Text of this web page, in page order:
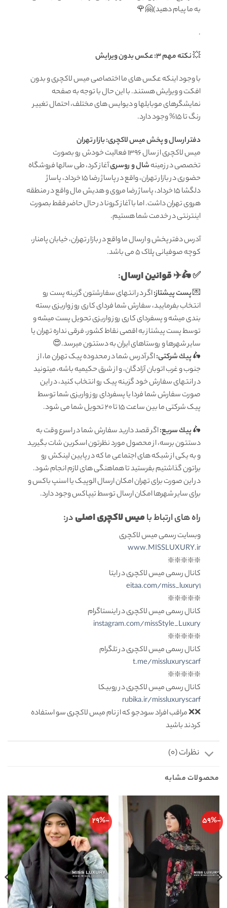
به ما پیام دهید)🤗🌹
.
💥نکته مهم 3: عکس بدون ویرایش
با وجود اینکه عکس های ما اختصاصی میس لاکچری و بدون
افکت و ویرایش هستند. با این حال با توجه به صفحه
نمایشگرهای موبایلها و دیوایس های مختلف، احتمال تغییر
رنگ تا 15% وجود دارد.
دفتر ارسال و پخش میس لاکچری: بازار تهران
میس لاکچری از سال 1396 فعالیت خودش رو بصورت
تخصصی در زمینهشال و روسریآغاز کرد، طی سالها فروشگاه
حضوری در بازار تهران، واقع در پاساژ رضا 15 خرداد، پاساژ
دلگشا 15 خرداد، پاساژ رضا مروی و هدیش مال واقع در منطقه
هروی تهران داشت. اما با آغاز کرونا در حال حاضر فقط بصورت
اینترنتی در خدمت شما هستیم.
آدرس دفتر پخش و ارسال ما واقع در بازار تهران، خیابان پامنار،
کوچه صوفیانی پلاک 5 می باشد.
✅ 🛵✈️قوانين ارسال:
💌پست پیشتاز:اگر در انتهای سفارشتون گزینه پست رو
انتخاب بفرمایید، سفارش شما فردای کاری روز واریزی بسته
بندی میشه و پسفردای کاری روز واریزی تحویل پست میشه و
توسط پست پیشتاز به اقصی نقاط کشور، فرقی نداره تهران یا
سایر شهرها و روستاهای ایران به دستتون میرسد.😍
🛵پيك شرکتی:اگر آدرس شما در محدوده پیک تهران ما، از
جنوب و غرب اتوبان آزادگان، و از شرق حکیمیه باشه، میتونید
در انتهای سفارش خود گزینه پیک رو انتخاب کنید، در این
صورت سفارش شما فردا یا پسفردای روز واريزى شما توسط
پیک شرکتی ما بين ساعت ۱۵ تا ٢٠ تحويل شما مى شود.
🛵پيك سریع:اگر قصد دارید سفارش شما در اسرع وقت به
دستتون برسه، از محصول مورد نظرتون اسکرین شات بگیرید
و به یکی از شبکه های اجتماعی ما که در پایین لینکش رو
براتون گذاشتیم بفرستید تا هماهنگی های لازم انجام شود.
در این صورت برای تهران امکان ارسال الوپیک یا اسنپ باکس و
برای سایر شهرها امکان ارسال توسط تیپاکس وجود دارد.
راه های ارتباط بامیس لاکچری اصلیدر:
وبسایت رسمی میس لاکچری
www.MISSLUXURY.ir
❇️❇️❇️❇️❇️
کانال رسمی میس لاکچری در ایتا
eitaa.com/miss_luxury1
❇️❇️❇️❇️❇️
کانال رسمی میس لاکچری در اینستاگرام
instagram.com/missStyle_Luxury
❇️❇️❇️❇️❇️
کانال رسمی میس لاکچری در تلگرام
t.me/missluxuryscarf
❇️❇️❇️❇️❇️
کانال رسمی میس لاکچری در روبیکا
rubika.ir/missluxuryscarf
❌❌ مراقب افراد سودجو که از نام میس لاکچری سو استفاده
کردند باشید
نظرات (0)
محصولات مشابه
-59%
-29%